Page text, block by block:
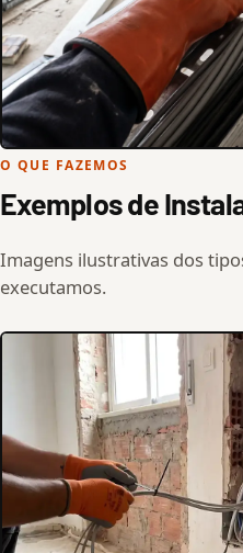
O QUE FAZEMOS
Exemplos de
Imagens ilustrativas dos
executamos.